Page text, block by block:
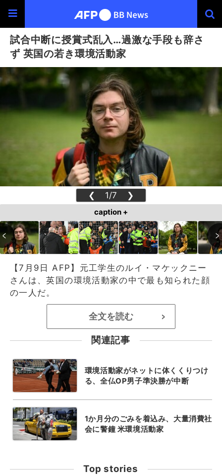
試合中断に授賞式乱入…過激な手段も辞さ
ず 英国の若き環境活動家
❮ 1/7 ❯
caption +
【7月9日 AFP】元工学生のルイ・マケックニー
さんは、英国の環境活動家の中で最も知られた顔
の一人だ。
全文を読む >
関連記事
環境活動家がネットに体くくりつけ
る、全仏OP男子準決勝が中断
1か月分のごみを着込み、大量消費社
会に警鐘 米環境活動家
Top stories